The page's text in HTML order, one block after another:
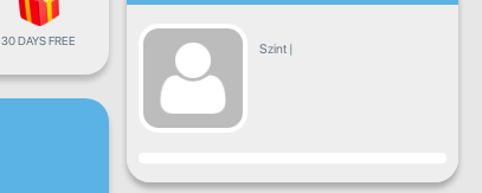
30 DAYS FREE
Szint |